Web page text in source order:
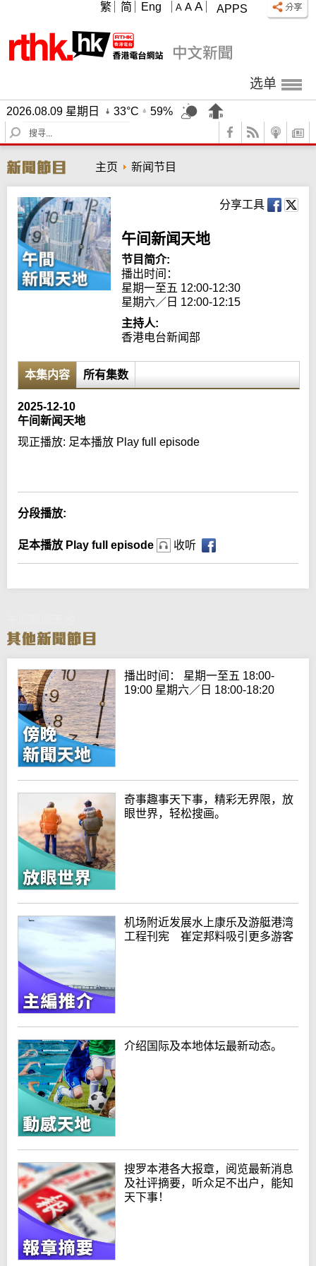
APPS
A A A
繁 简 Eng
选单
2026.08.09 星期日 33°C
59%
S
e
r
c
h
主页 新闻节目
分享工具
午间新闻天地
节目简介:
播出时间：
星期一至五 12:00-12:30
星期六／日 12:00-12:15
主持人:
香港电台新闻部
本集内容 所有集数
2025-12-10
午间新闻天地
现正播放: 足本播放 Play full episode
分段播放:
足本播放 Play full episode 收听
播出时间： 星期一至五 18:00-
19:00 星期六／日 18:00-18:20
奇事趣事天下事，精彩无界限，放
眼世界，轻松搜画。
机场附近发展水上康乐及游艇港湾
工程刊宪 崔定邦料吸引更多游客
介绍国际及本地体坛最新动态。
搜罗本港各大报章，阅览最新消息
及社评摘要，听众足不出户，能知
天下事！